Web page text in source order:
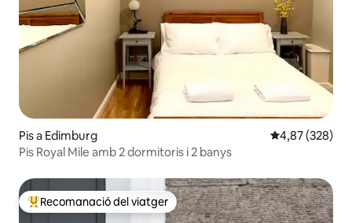
Pis a Edimburg 4,87 de
4,87 (328)
Pis Royal Mile amb 2 dormitoris i 2 banys
Principals recomanacions dels viatgers
Recomanació del viatger